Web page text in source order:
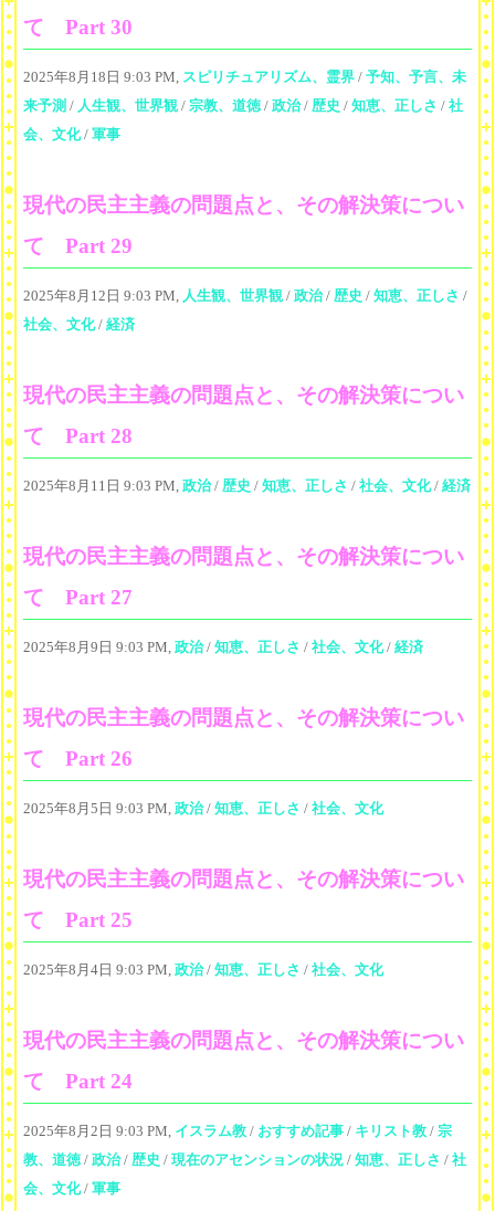
て Part 30
2025年8月18日 9:03 PM, スピリチュアリズム、霊界 / 予知、予言、未
来予測 / 人生観、世界観 / 宗教、道徳/ 政治/ 歴史 / 知恵、正しさ / 社
会、文化/ 軍事
現代の民主主義の問題点と、その解決策につい
て Part 29
2025年8月12日 9:03 PM, 人生観、世界観 / 政治/ 歴史 / 知恵、正しさ /
社会、文化/ 経済
現代の民主主義の問題点と、その解決策につい
て Part 28
2025年8月11日 9:03 PM, 政治/ 歴史 / 知恵、正しさ / 社会、文化/ 経済
現代の民主主義の問題点と、その解決策につい
て Part 27
2025年8月9日 9:03 PM, 政治/ 知恵、正しさ / 社会、文化/ 経済
現代の民主主義の問題点と、その解決策につい
て Part 26
2025年8月5日 9:03 PM, 政治/ 知恵、正しさ / 社会、文化
現代の民主主義の問題点と、その解決策につい
て Part 25
2025年8月4日 9:03 PM, 政治/ 知恵、正しさ / 社会、文化
現代の民主主義の問題点と、その解決策につい
て Part 24
2025年8月2日 9:03 PM, イスラム教 / おすすめ記事 / キリスト教 / 宗
教、道徳/ 政治/ 歴史 / 現在のアセンションの状況 / 知恵、正しさ / 社
会、文化/ 軍事